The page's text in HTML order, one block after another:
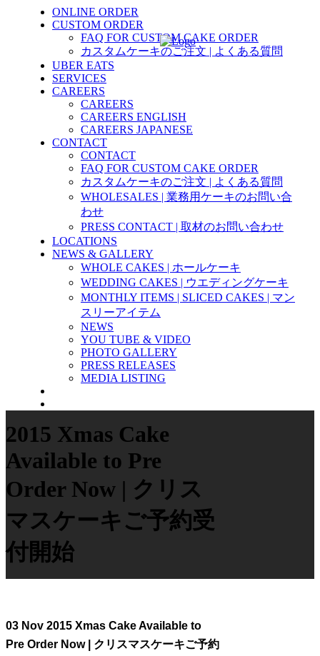
ONLINE ORDER
CUSTOM ORDER
FAQ FOR CUSTOM CAKE ORDER
カスタムケーキのご注文 | よくある質問
UBER EATS
SERVICES
CAREERS
CAREERS
CAREERS ENGLISH
CAREERS JAPANESE
CONTACT
CONTACT
FAQ FOR CUSTOM CAKE ORDER
カスタムケーキのご注文 | よくある質問
WHOLESALES | 業務用ケーキのお問い合
わせ
PRESS CONTACT | 取材のお問い合わせ
LOCATIONS
NEWS & GALLERY
WHOLE CAKES | ホールケーキ
WEDDING CAKES | ウエディングケーキ
MONTHLY ITEMS | SLICED CAKES | マン
スリーアイテム
NEWS
YOU TUBE & VIDEO
PHOTO GALLERY
PRESS RELEASES
MEDIA LISTING
2015 Xmas Cake
Available to Pre
Order Now | クリス
マスケーキご予約受
付開始
03 Nov 2015 Xmas Cake Available to
Pre Order Now | クリスマスケーキご予約